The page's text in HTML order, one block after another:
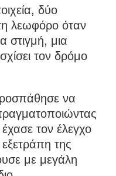
δύο
λεωφόρο όταν
στιγμή, μια
τον δρόμο
να
τον έλεγχο
της
με μεγάλη